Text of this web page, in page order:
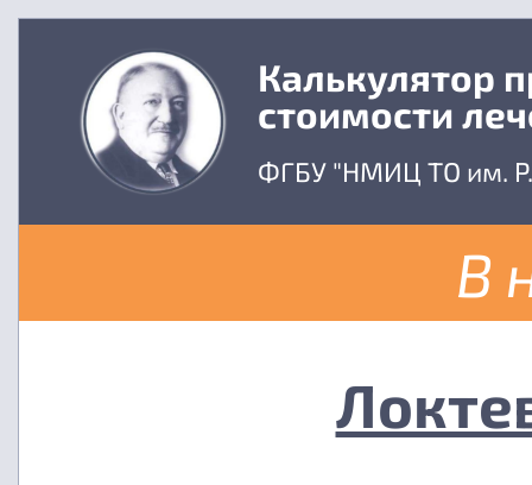
Калькулятор
стоимости
ФГБУ "НМИЦ ТО им.
В